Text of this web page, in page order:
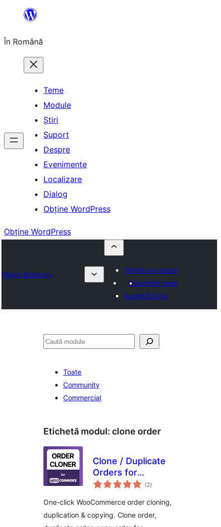
conținut
În Română
Teme
Module
Știri
Suport
Despre
Evenimente
Localizare
Dialog
Obține WordPress
Obține WordPress
Plugin Directory
Trimite un modul
Favoritele mele
Autentifică-te
Caută
Toate
Community
Commercial
Etichetă modul: clone order
Clone / Duplicate
Orders for
WooCommerce
(2total
aprecieri
)
One-click WooCommerce order cloning,
duplication & copying. Clone order,